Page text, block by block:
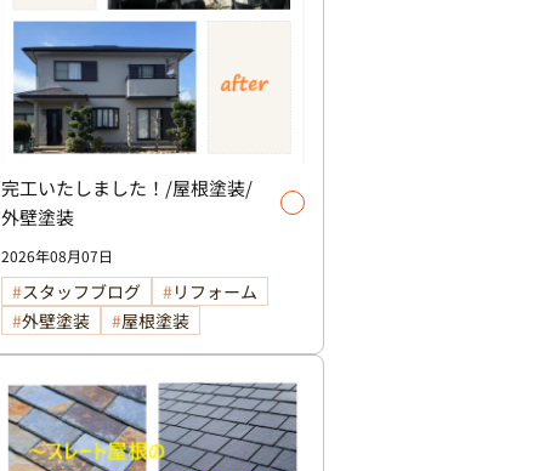
完工いたしました！/屋根塗装/
外壁塗装
2026年08月07日
スタッフブログ
リフォーム
外壁塗装
屋根塗装